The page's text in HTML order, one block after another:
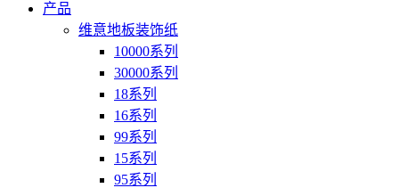
产品
维意地板装饰纸
10000系列
30000系列
18系列
16系列
99系列
15系列
95系列